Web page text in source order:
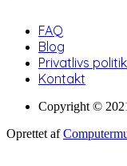
FAQ
Blog
Privatlivs politik
Kontakt
Copyright ©
Oprettet af